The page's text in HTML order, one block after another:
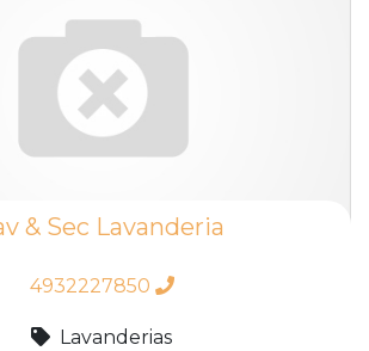
& Sec Lavanderia
4932227850
Lavanderias